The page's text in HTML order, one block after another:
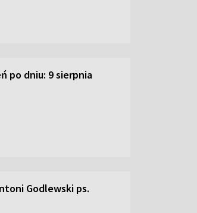
po dniu: 9 sierpnia
Godlewski ps.